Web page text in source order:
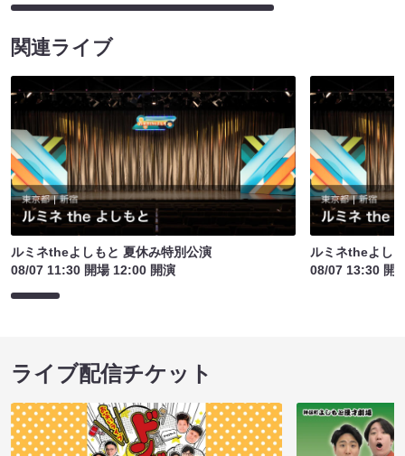
関連ライブ
ルミネtheよしもと 夏休み特別公演
08/07 11:30 開場 12:00 開演
ルミネtheよし
08/07 13:30 開
ライブ配信チケット